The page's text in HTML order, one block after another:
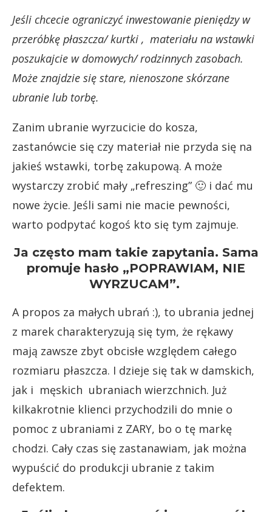
Jeśli chcecie ograniczyć inwestowanie pieniędzy w
przeróbkę płaszcza/ kurtki , materiału na wstawki
poszukajcie w domowych/ rodzinnych zasobach.
Może znajdzie się stare, nienoszone skórzane
ubranie lub torbę.
Zanim ubranie wyrzucicie do kosza,
zastanówcie się czy materiał nie przyda się na
jakieś wstawki, torbę zakupową. A może
wystarczy zrobić mały „refreszing” 🙂 i dać mu
nowe życie. Jeśli sami nie macie pewności,
warto podpytać kogoś kto się tym zajmuje.
Ja często mam takie zapytania. Sama
promuje hasło „POPRAWIAM, NIE
WYRZUCAM”.
A propos za małych ubrań :), to ubrania jednej
z marek charakteryzują się tym, że rękawy
mają zawsze zbyt obcisłe względem całego
rozmiaru płaszcza. I dzieje się tak w damskich,
jak i męskich ubraniach wierzchnich. Już
kilkakrotnie klienci przychodzili do mnie o
pomoc z ubraniami z ZARY, bo o tę markę
chodzi. Cały czas się zastanawiam, jak można
wypuścić do produkcji ubranie z takim
defektem.